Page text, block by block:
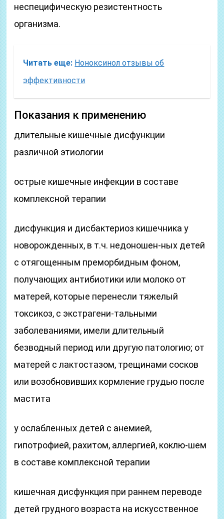
неспецифическую резистентность
организма.
Читать еще: Ноноксинол отзывы об
эффективности
Показания к применению
длительные кишечные дисфункции
различной этиологии
острые кишечные инфекции в составе
комплексной терапии
дисфункция и дисбактериоз кишечника у
новорожденных, в т.ч. недоношен-ных детей
с отягощенным преморбидным фоном,
получающих антибиотики или молоко от
матерей, которые перенесли тяжелый
токсикоз, с экстрагени-тальными
заболеваниями, имели длительный
безводный период или другую патологию; от
матерей с лактостазом, трещинами сосков
или возобновивших кормление грудью после
мастита
у ослабленных детей с анемией,
гипотрофией, рахитом, аллергией, коклю-шем
в составе комплексной терапии
кишечная дисфункция при раннем переводе
детей грудного возраста на искусственное